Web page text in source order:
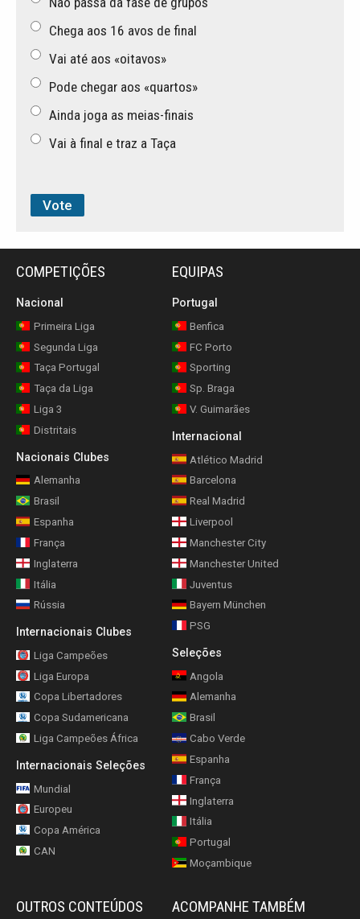
Chega aos 16 avos de final
Vai até aos «oitavos»
Pode chegar aos «quartos»
Ainda joga as meias-finais
Vai à final e traz a Taça
COMPETIÇÕES
Nacional
Primeira Liga
Segunda Liga
Taça Portugal
Taça da Liga
Liga 3
Distritais
Nacionais Clubes
Alemanha
Brasil
Espanha
França
Inglaterra
Itália
Rússia
Internacionais Clubes
Liga Campeões
Liga Europa
Copa Libertadores
Copa Sudamericana
Liga Campeões África
Internacionais Seleções
Mundial
Europeu
Copa América
CAN
EQUIPAS
Portugal
Benfica
FC Porto
Sporting
Sp. Braga
V. Guimarães
Internacional
Atlético Madrid
Barcelona
Real Madrid
Liverpool
Manchester City
Manchester United
Juventus
Bayern München
PSG
Seleções
Angola
Alemanha
Brasil
Cabo Verde
Espanha
França
Inglaterra
Itália
Portugal
Moçambique
OUTROS CONTEÚDOS ACOMPANHE TAMBÉM